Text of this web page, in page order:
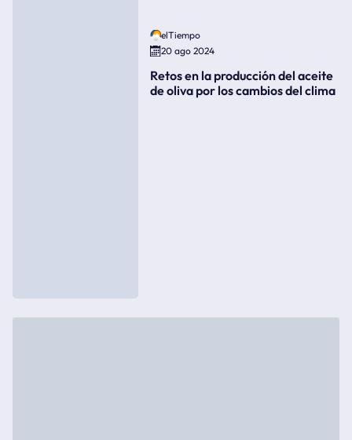
elTiempo
20 ago 2024
Retos en la producción del aceite
de oliva por los cambios del clima